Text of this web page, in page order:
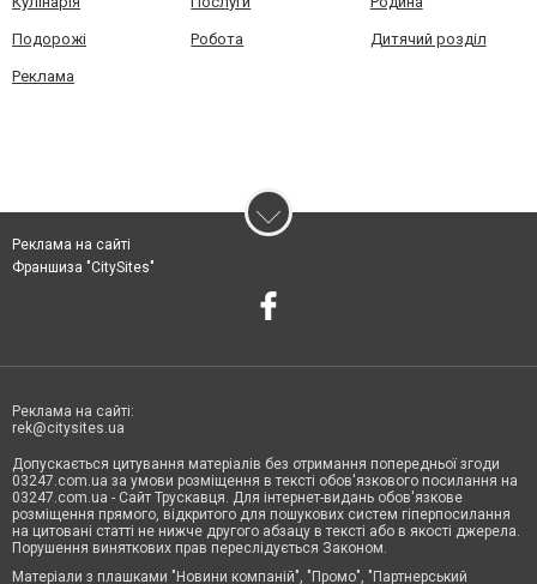
Подорожі Робота Дитячий розділ
Реклама
Реклама на сайті
Франшиза "CitySites"
Реклама на сайті:
rek@citysites.ua
Допускається цитування матеріалів без отримання попередньої згоди
03247.com.ua за умови розміщення в тексті обов'язкового посилання на
03247.com.ua - Сайт Трускавця. Для інтернет-видань обов'язкове
розміщення прямого, відкритого для пошукових систем гіперпосилання
на цитовані статті не нижче другого абзацу в тексті або в якості джерела.
Порушення виняткових прав переслідується Законом.
Матеріали з плашками "Новини компаній", "Промо", "Партнерський